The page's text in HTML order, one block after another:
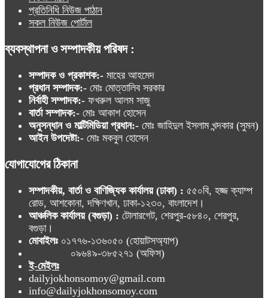
প্রতিনিধি নিউজ পাঠান
সকল নিউজ পোর্টাল
ব্যবস্থাপনা ও সম্পাদকীয় পরিষদ :
সম্পাদক ও প্রকাশক:- মাহের আহমেদ
প্রধান সম্পাদক:- মোঃ মোত্তালিব সরকার
নির্বাহী সম্পাদক:- ফখরুল আলম সাজু
বার্তা সম্পাদক:- মোঃ আকাশ হোসেন
অনুসন্ধান ও মাল্টিমিডিয়া প্রধান:- মোঃ জাহিদুল ইসলাম খন্দকার (সুমন)
আইন উপদেষ্টা:- মোঃ মকবুল হোসেন
যোগাযোগের ঠিকানা
সম্পাদকীয়, বার্তা ও বাণিজ্যিক কার্যালয় (ঢাকা) : ৫৫০বি, হজ্জ ক্যাম্প
রোড, আশকোনা, দক্ষিণখান, ঢাকা-১২৩০, বাংলাদেশ।
আঞ্চলিক কার্যালয় (বগুড়া) : টোলারগেট, শেরপুর-৫৮৪০, শেরপুর,
বগুড়া।
মোবাইলঃ ০১৭৭৬-১৩৬০৫০ (হোয়াটসঅ্যাপ)
০৯৬৪৯-৩৮৫২৭১ (অফিস)
ই-মেইলঃ
dailyjokhonsomoy@gmail.com
info@dailyjokhonsomoy.com